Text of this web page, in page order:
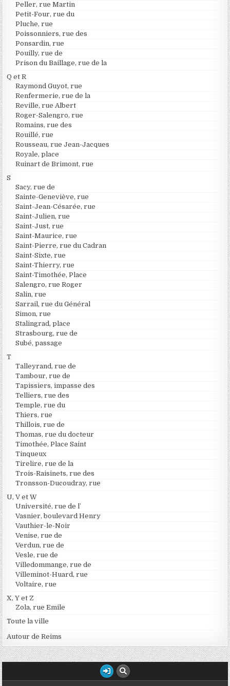
Peller, rue Martin
Petit-Four, rue du
Pluche, rue
Poissonniers, rue des
Ponsardin, rue
Pouilly, rue de
Prison du Baillage, rue de la
Q et R
Raymond Guyot, rue
Renfermerie, rue de la
Reville, rue Albert
Roger-Salengro, rue
Romains, rue des
Rouillé, rue
Rousseau, rue Jean-Jacques
Royale, place
Ruinart de Brimont, rue
S
Sacy, rue de
Sainte-Geneviève, rue
Saint-Jean-Césarée, rue
Saint-Julien, rue
Saint-Just, rue
Saint-Maurice, rue
Saint-Pierre, rue du Cadran
Saint-Sixte, rue
Saint-Thierry, rue
Saint-Timothée, Place
Salengro, rue Roger
Salin, rue
Sarrail, rue du Général
Simon, rue
Stalingrad, place
Strasbourg, rue de
Subé, passage
T
Talleyrand, rue de
Tambour, rue de
Tapissiers, impasse des
Telliers, rue des
Temple, rue du
Thiers, rue
Thillois, rue de
Thomas, rue du docteur
Timothée, Place Saint
Tinqueux
Tirelire, rue de la
Trois-Raisinets, rue des
Tronsson-Ducoudray, rue
U, V et W
Université, rue de l’
Vasnier, boulevard Henry
Vauthier-le-Noir
Venise, rue de
Verdun, rue de
Vesle, rue de
Villedommange, rue de
Villeminot-Huard, rue
Voltaire, rue
X, Y et Z
Zola, rue Emile
Toute la ville
Autour de Reims